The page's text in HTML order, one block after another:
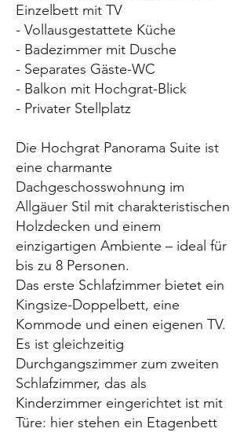
Einzelbett mit TV
- Vollausgestattete Küche
- Badezimmer mit Dusche
- Separates Gäste-WC
- Balkon mit Hochgrat-Blick
- Privater Stellplatz
Die Hochgrat Panorama Suite ist
eine charmante
Dachgeschosswohnung im
Allgäuer Stil mit charakteristischen
Holzdecken und einem
einzigartigen Ambiente – ideal für
bis zu 8 Personen.
Das erste Schlafzimmer bietet ein
Kingsize-Doppelbett, eine
Kommode und einen eigenen TV.
Es ist gleichzeitig
Durchgangszimmer zum zweiten
Schlafzimmer, das als
Kinderzimmer eingerichtet ist mit
Türe: hier stehen ein Etagenbett